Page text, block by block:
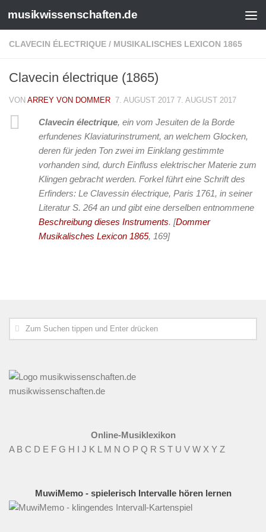
musikwissenschaften.de
CLAVECIN ÉLECTRIQUE / MUSIKALISCHES LEXICON 1865
Clavecin électrique (1865)
VON ARREY VON DOMMER 7. AUGUST 2017 7. AUGUST 2017
Clavecin électrique, ein vom Jesuiten de la Borde
erfundenes Klaviaturinstrument, an welchem Glocken,
deren für jeden Ton zwei im Einklang gestimmte
vorhanden sind, durch Einfluss elektrischer Materie zum
Klingen gebracht werden. Forkel führt eine Schrift des
Erfinders: Le Clavessin électrique, Paris 1761, in seiner
Literatur S. 264 an und gibt eine derselben entnommene
Beschreibung dieses Instruments. [Dommer
Musikalisches Lexicon 1865, 169]
musikwissenschaften.de
Online-Musiklexikon
A B C D E F G H I J K L M N O P Q R S T U V W X Y Z
MuwiMemo - spielerisch Intervalle hören lernen